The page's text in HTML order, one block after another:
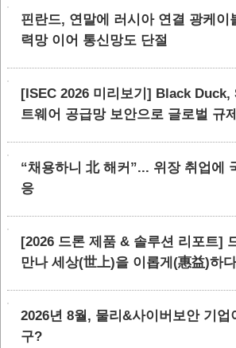
핀란드, 연말에 러시아 연결 광케이
력망 이어 통신망도 단절
[ISEC 2026 미리보기] Black Duck,
트웨어 공급망 보안으로 글로벌 규
“채용하니 北 해커”... 위장 취업에
응
[2026 드론 제품 & 솔루션 리포트]
만나 세상(世上)을 이롭게(惠益)하다
2026년 8월, 물리&사이버보안 기업
구?